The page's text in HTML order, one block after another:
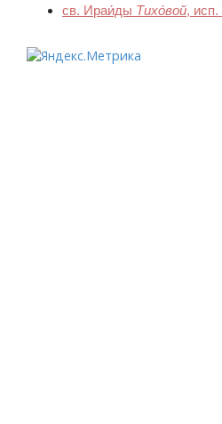
св. Ираи́ды Тихо́вой, исп.